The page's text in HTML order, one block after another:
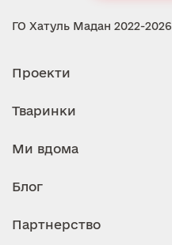
ГО Хатуль Мадан 2022-2026
Проекти
Тваринки
Ми вдома
Блог
Партнерство